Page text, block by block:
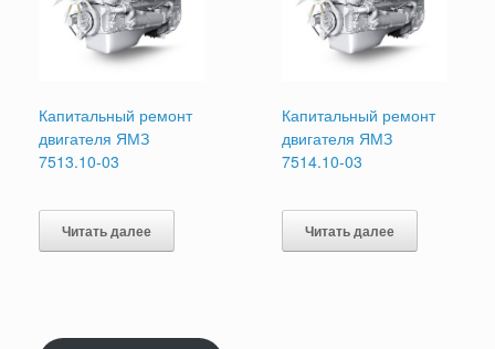
Капитальный ремонт
двигателя ЯМЗ
7513.10-03
Читать далее
Капитальный ремонт
двигателя ЯМЗ
7514.10-03
Читать далее